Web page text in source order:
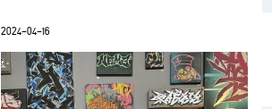
2024-04-16